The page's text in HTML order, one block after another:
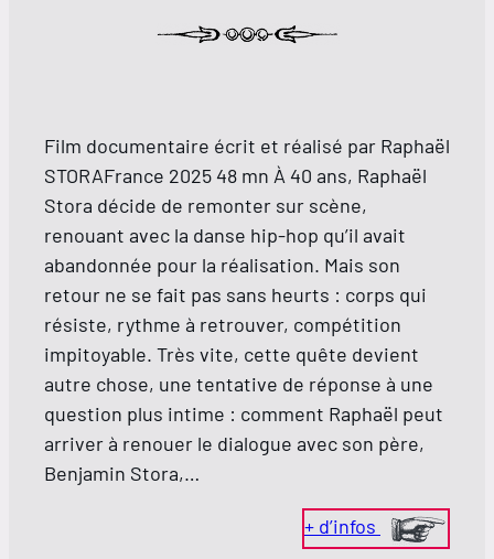
Film documentaire écrit et réalisé par Raphaël
STORAFrance 2025 48 mn À 40 ans, Raphaël
Stora décide de remonter sur scène,
renouant avec la danse hip-hop qu’il avait
abandonnée pour la réalisation. Mais son
retour ne se fait pas sans heurts : corps qui
résiste, rythme à retrouver, compétition
impitoyable. Très vite, cette quête devient
autre chose, une tentative de réponse à une
question plus intime : comment Raphaël peut
arriver à renouer le dialogue avec son père,
Benjamin Stora,…
+ d’infos